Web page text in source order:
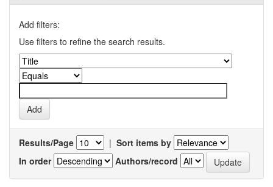
Add filters:
Use filters to refine the search results.
Results/Page | Sort items by
In order
Authors/record